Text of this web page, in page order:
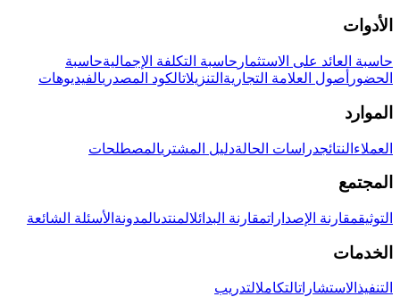
الأدوات
حاسبة العائد على الاستثمار حاسبة التكلفة الإجماليةحاسبة
الحضور أصول العلامة التجارية التنزيلاتالكود المصدريالفيديوهات
الموارد
العملاء النتائجدراسات الحالةدليل المشتريالمصطلحات
المجتمع
التوثيقمقارنة الإصداراتمقارنة البدائلالمنتدىالمدونة الأسئلة الشائعة
الخدمات
التنفيذ الاستشاراتالتكاملالتدريب